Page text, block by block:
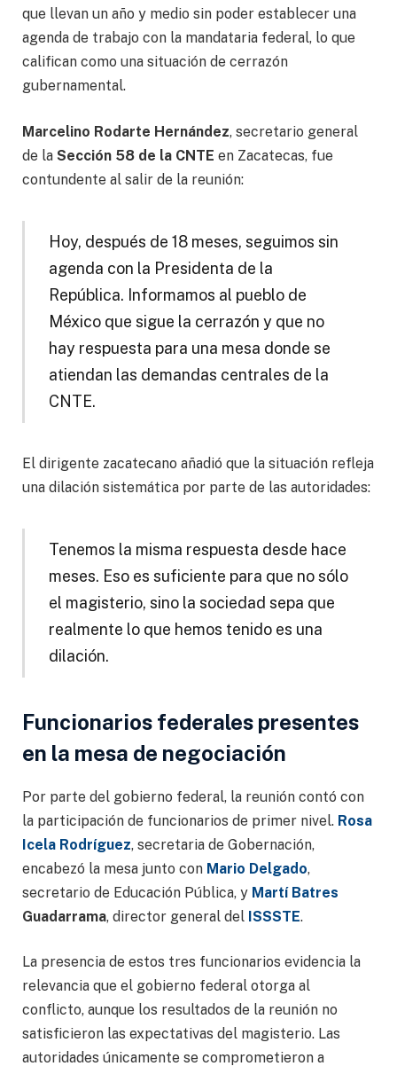
que llevan un año y medio sin poder establecer una
agenda de trabajo con la mandataria federal, lo que
califican como una situación de cerrazón
gubernamental.
Marcelino Rodarte Hernández, secretario general
de la Sección 58 de la CNTE en Zacatecas, fue
contundente al salir de la reunión:
Hoy, después de 18 meses, seguimos sin
agenda con la Presidenta de la
República. Informamos al pueblo de
México que sigue la cerrazón y que no
hay respuesta para una mesa donde se
atiendan las demandas centrales de la
CNTE.
El dirigente zacatecano añadió que la situación refleja
una dilación sistemática por parte de las autoridades:
Tenemos la misma respuesta desde hace
meses. Eso es suficiente para que no sólo
el magisterio, sino la sociedad sepa que
realmente lo que hemos tenido es una
dilación.
Funcionarios federales presentes
en la mesa de negociación
Por parte del gobierno federal, la reunión contó con
la participación de funcionarios de primer nivel. Rosa
Icela Rodríguez, secretaria de Gobernación,
encabezó la mesa junto con Mario Delgado,
secretario de Educación Pública, y Martí Batres
Guadarrama, director general del ISSSTE.
La presencia de estos tres funcionarios evidencia la
relevancia que el gobierno federal otorga al
conflicto, aunque los resultados de la reunión no
satisficieron las expectativas del magisterio. Las
autoridades únicamente se comprometieron a